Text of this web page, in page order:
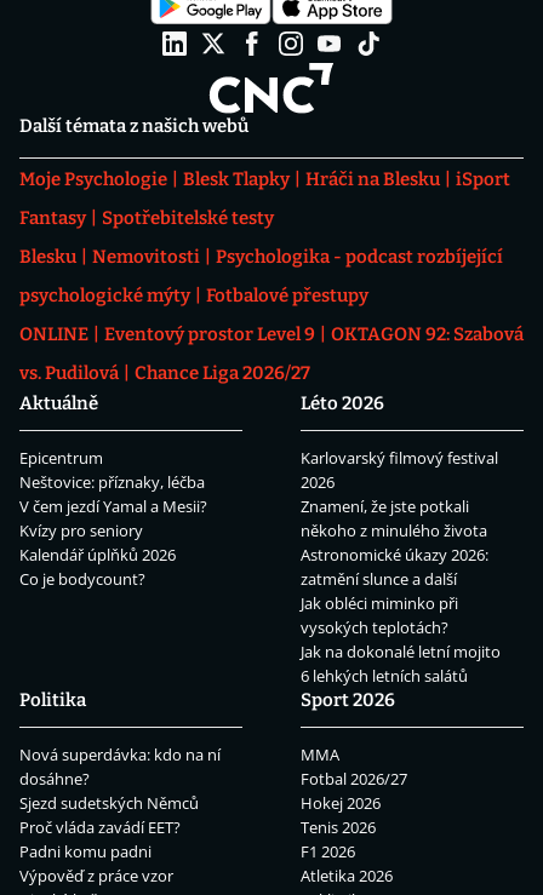
Další témata z našich webů
Moje Psychologie Blesk Tlapky Hráči na Blesku
iSport
Fantasy
Spotřebitelské testy
Blesku
Nemovitosti
Psychologika - podcast rozbíjející
psychologické mýty
Fotbalové přestupy
ONLINE
Eventový prostor Level 9
OKTAGON 92: Szabová
vs. Pudilová
Chance Liga 2026/27
Aktuálně
Epicentrum
Neštovice: příznaky, léčba
V čem jezdí Yamal a Mesii?
Kvízy pro seniory
Kalendář úplňků 2026
Co je bodycount?
Léto 2026
Karlovarský filmový festival
2026
Znamení, že jste potkali
někoho z minulého života
Astronomické úkazy 2026:
zatmění slunce a další
Jak obléci miminko při
vysokých teplotách?
Jak na dokonalé letní mojito
6 lehkých letních salátů
Politika
Nová superdávka: kdo na ní
dosáhne?
Sjezd sudetských Němců
Proč vláda zavádí EET?
Padni komu padni
Výpověď z práce vzor
Sport 2026
MMA
Fotbal 2026/27
Hokej 2026
Tenis 2026
F1 2026
Atletika 2026